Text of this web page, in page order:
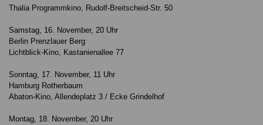
Thalia Programmkino, Rudolf-Breitscheid-Str. 50
Samstag, 16. November, 20 Uhr
Berlin Prenzlauer Berg
Lichtblick-Kino, Kastanienallee 77
Sonntag, 17. November, 11 Uhr
Hamburg Rotherbaum
Abaton-Kino, Allendeplatz 3 / Ecke Grindelhof
Montag, 18. November, 20 Uhr